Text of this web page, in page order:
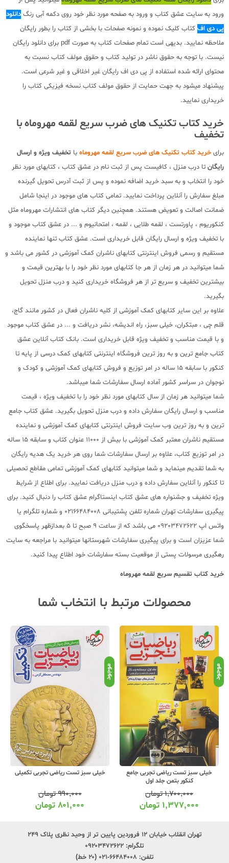
ورود به سایت عشق کتاب و ورود به صفحه مورد نظر خود روی دکمه آبی رنگ دانلود
پی دی اف کتاب کلیک نموده و نمونه صفحات با بخشی از کتاب را بطور رایگان
ملاحظه نمایید. بدیهی است تمام صفحات کتاب به صورت pdf برای دانلود رایگان
نیست. با توجه به حقوق ناشر در تولید کتاب و حقوق مولف کتاب نسبت به
محتوای ارائه شده استفاده از پی دی اف رایگان غیر اخلاقی و غیر شرعی است.
پیشنهاد میشود به جهت حمایت از حقوق مولف کتاب نسخه فیزیکی کتاب را
خریداری نمایید.
خرید کتاب تکنیک های ضرب سریع لقمه مهروماه با
تخفیف
برای خرید کتاب تکنیک های ضرب سریع لقمه مهروماه با تخفیف ویژه و ارسال
رایگان تا درب منزل ، کافیست پس از ثبت نام در عشق کتاب ، کتابهای مورد نظر
خود را انتخاب و به سبد خرید اضافه نموده و پس از ثبت آدرس تحویل گیرنده
مبلغ سفارش را آنلاین پرداخت نمایید. تمامی کتاب های موجود در اینجا شامل
ضمانت اصالت و تعویض هستند. همچنین دیگر کتاب های انتشارات مهروماه مثل
کنکوریوم ، پاورتست ، لقمه طلایی ، لقمه ، امتحانیوم و ... در عشق کتاب موجود و
با تخفیف ویژه و ارسال رایگان قابل خریداری است. عشق کتاب تنها نماینده
مستقیم و رسمی فروش اینترنتی کتابهای ناشران کمک آموزشی در کشور می باشد و
شما میتوانید در هر زمان از هر جا کتابهای مورد نظر خود را با بهترین قیمت و
بیشترین تخفیف و سریع تر از هر فروشگاه خریداری کنید و درب منزل تحویل
بگیرید.
علاوه بر این سایر کتابهای کمک آموزشی از کلیه ناشران فعال در کشور مانند گاج،
قلم چی ، مبتکران، خیلی سبز، راه اندیشه، نشر دریافت و ... در عشق کتاب موجود
و با قیمت مناسب و تخفیف ویژه قابل خریداری است. بانک کتاب آنلاین عشق
کتاب جامع ترین و به روز ترین فروشگاه اینترنتی کتابهای کمک درسی از پایه تا
کنکور با سابقه 15 ساله در امر توزیع و فروش کتابهای کمک آموزشی و کودک و
نوجوان در سراسر کشور آماده ارسال سفارشات شما میباشد.
شما میتوانید هر زمان از سال کتابهای مورد نظر خود را با تخفیف ویژه ، قیمت
مناسب و ارسال رایگان سفارش داده و درب منزل تحویل بگیرید. عشق کتاب جامع
ترین و به روز ترین وب سایت فروش اینترنتی کتابهای کمک آموزشی و نماینده
مستقیم ناشران معتبر کمک آموزشی با بیش از 11000 عنوان کتاب و سابقه 15 ساله
در امر توزیع کتاب، علاوه بر ارسال سفارشات شما روی هر خرید یک هدیه رایگان
به شما تقدیم مینماید و شما میتوانید کتابهای کمک آموزشی تمامی مقاطع تحصیلی
تا کنکور را آنلاین سفارش داده و درب منزل دریافت نمایید. برای اطلاع از شرایط
ویژه تخفیف و جشنواره های عشق کتاب اینستاگرام عشق کتاب را دنبال کنید. برای
پیگیری سفارشات تهران شماره تلفن پشتیبانی 02166484008 و شماره تلگرام یا
واتس اپ 09203472622 می باشد که از ساعت 9 صبح تا 5 بعدازظهر پاسخگوی
شما عزیزان است و برای پیگیری سفارشات شهرستانها میتوانید با مراجعه به سایت
رهگیری مرسولات پستی از موقعیت بسته سفارشات خود اطلاع پیدا کنید.
خرید کتاب تقسیم سریع لقمه مهروماه
محصولات مرتبط با انتخاب شما
موجود
خیلی سبز تست ریاضی تجربی جامع
کنکور بتمن جلد اول
۱,۷۰۰,۰۰۰تومان
۱,۳۷۷,۰۰۰ تومان
موجود
خیلی سبز تست ریاضی تجربی تکمیلی
۹۹۰,۰۰۰تومان
۸۰۱,۰۰۰ تومان
تهران انقلاب خیابان ۱۲ فروردین پایین تر از وحید نظری پلاک ۲۴۹
تلگرام: ۰۹۲۰۳۴۷۲۶۲۲
تلفن: ۶۶۴۸۴۰۰۸-۰۲۱ (۲۰ خط)